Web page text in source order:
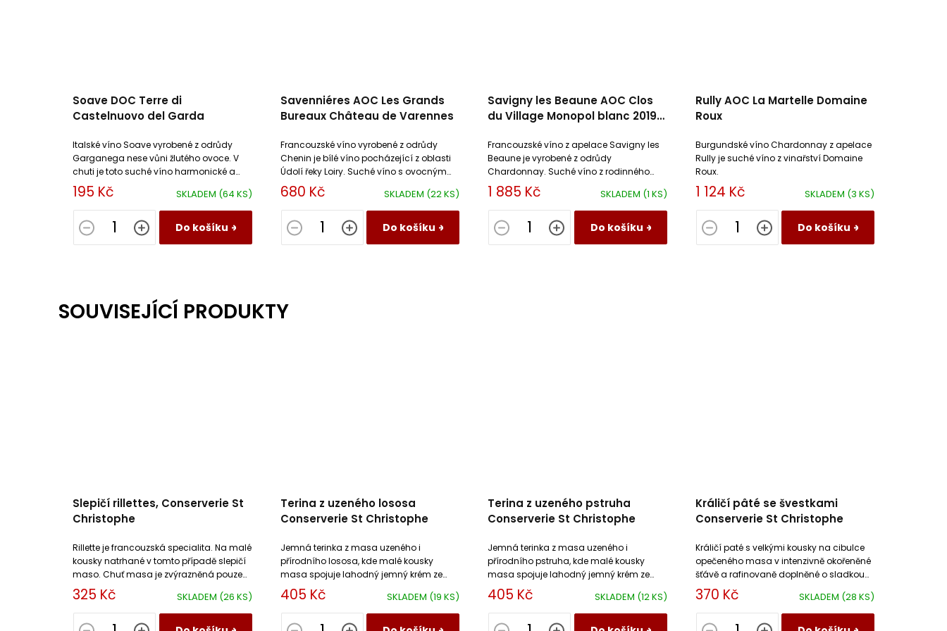
Soave DOC Terre di
Castelnuovo del Garda
SKLADEM (64 KS)
195 Kč
Do košíku
Italské víno Soave vyrobené z odrůdy
Garganega nese vůni žlutého ovoce. V
chuti je toto suché víno harmonické a
sametové
Savenniéres AOC Les Grands
Bureaux Château de Varennes
SKLADEM (22 KS)
680 Kč
Do košíku
Francouzské víno vyrobené z odrůdy
Chenin je bílé víno pocházející z oblasti
Údolí řeky Loiry. Suché víno s ovocným
aroma a minerální chutí.
Savigny les Beaune AOC Clos
du Village Monopol blanc 2019
SKLADEM (1 KS)
1 885 Kč
Do košíku
Francouzské víno z apelace Savigny les
Beaune je vyrobené z odrůdy
Chardonnay. Suché víno z rodinného
vinařství v Burgundsku.
Rully AOC La Martelle Domaine
Roux
SKLADEM (3 KS)
1 124 Kč
Do košíku
Burgundské víno Chardonnay z apelace
Rully je suché víno z vinařství Domaine
Roux.
SOUVISEJÍCÍ PRODUKTY
Slepičí rillettes, Conserverie St
Christophe
SKLADEM (26 KS)
325 Kč
Rillette je francouzská specialita. Na malé
kousky natrhané v tomto případě slepičí
maso. Chuť masa je zvýrazněná pouze
výpekem ze slepičího masa, solí a
pepřem.
Terina z uzeného lososa
Conserverie St Christophe
SKLADEM (19 KS)
405 Kč
Jemná terinka z masa uzeného i
přírodního lososa, kde malé kousky
masa spojuje lahodný jemný krém ze
smetany a vajec.
Terina z uzeného pstruha
Conserverie St Christophe
SKLADEM (12 KS)
405 Kč
Jemná terinka z masa uzeného i
přírodního pstruha, kde malé kousky
masa spojuje lahodný jemný krém ze
smetany a vajec.
Králičí pâté se švestkami
Conserverie St Christophe
SKLADEM (28 KS)
370 Kč
Králičí paté s velkými kousky na cibulce
opečeného masa v intenzivně okořeněné
šťávě a rafinovaně doplněné o sladkou
chuť sušených švestek.